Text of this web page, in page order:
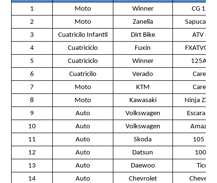
1
Moto Winner
CG 125
2
Moto Zanella
Sapucai
3
Cuatricilo Infantil Dirt Bike
ATV 49
4
Cuatriciclo Fuxin
5
Cuatriciclo Winner
125ATV
6
Cuatricilo Verado
Carece
7
Moto KTM
Carece
8
Moto Kawasaki
Ninja
9
Auto Volkswagen
10
Auto Volkswagen
Amazon
11
Auto Skoda
105 LS
12
Auto Datsun
100A
13
Auto Daewoo
Tico
14
Auto Chevrolet
Chevette